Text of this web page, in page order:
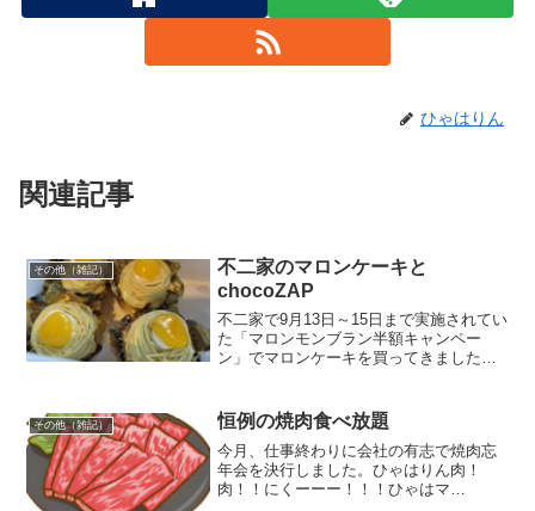
ひゃはりん
関連記事
その他（雑記）
不二家のマロンケーキと
chocoZAP
不二家で9月13日～15日まで実施されてい
た「マロンモンブラン半額キャンペー
ン」でマロンケーキを買ってきました。
ろ期間限定で237円でした。最近、休会し
ていたcho...
その他（雑記） 恒例の焼肉食べ放題
今月、仕事終わりに会社の有志で焼肉忘
年会を決行しました。ひゃはりん肉！
肉！！にくーーー！！！ひゃはマ